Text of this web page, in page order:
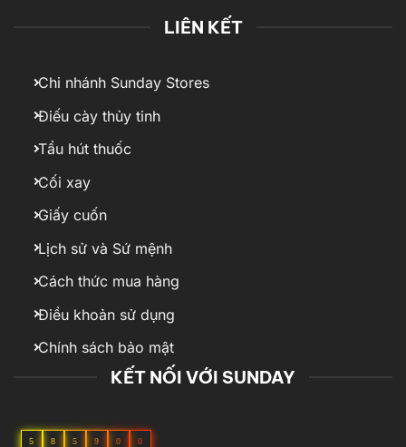
LIÊN KẾT
Chi nhánh Sunday Stores
Điếu cày thủy tinh
Tẩu hút thuốc
Cối xay
Giấy cuốn
Lịch sử và Sứ mệnh
Cách thức mua hàng
Điều khoản sử dụng
Chính sách bảo mật
KẾT NỐI VỚI SUNDAY
5 8 5 9 0 0